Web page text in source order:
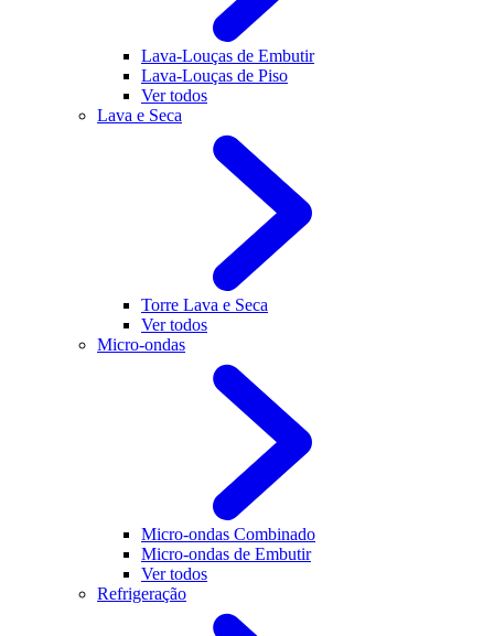
Lava-Louças de Embutir
Lava-Louças de Piso
Ver todos
Lava e Seca
Torre Lava e Seca
Ver todos
Micro-ondas
Micro-ondas Combinado
Micro-ondas de Embutir
Ver todos
Refrigeração